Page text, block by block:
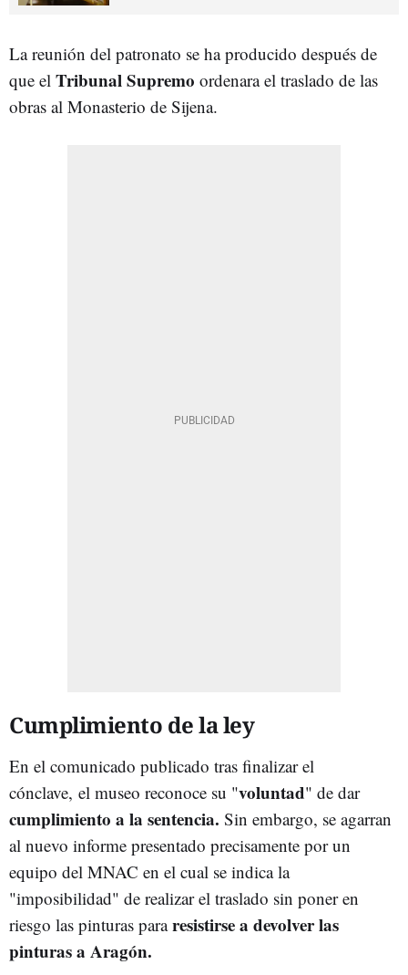
La reunión del patronato se ha producido después de
que el Tribunal Supremo ordenara el traslado de las
obras al Monasterio de Sijena.
Cumplimiento de la ley
En el comunicado publicado tras finalizar el
cónclave, el museo reconoce su "voluntad" de dar
cumplimiento a la sentencia. Sin embargo, se agarran
al nuevo informe presentado precisamente por un
equipo del MNAC en el cual se indica la
"imposibilidad" de realizar el traslado sin poner en
riesgo las pinturas pararesistirse a devolver las
pinturas a Aragón.